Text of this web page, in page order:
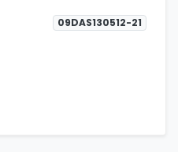
09DAS130512-21